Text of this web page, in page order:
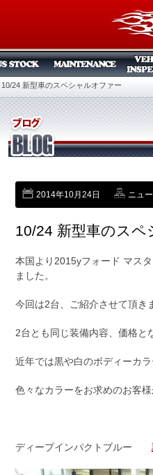
10/24 新型車のスペシャルオファー
2014年10月24日 ニュ
10/24 新型車のス
本国より2015yフォード マス
ました。
今回は2台、ご紹介させて頂き
2台とも同じ装備内容、価格と
近年では黒や白のボディーカ
色々なカラーをお求めのお客
ディープインパクトブルー